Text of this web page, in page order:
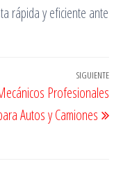
rápida y eficiente ante
SIGUIENTE
Profesionales
Autos y Camiones